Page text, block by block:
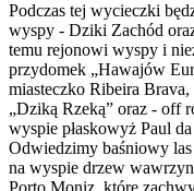
Podczas tej wycieczki
wyspy - Dziki Zachód
temu rejonowi wyspy i
przydomek „Hawajów
miasteczko Ribeira Brava,
„Dziką Rzeką” oraz - off
wyspie płaskowyż Paul
Odwiedzimy baśniowy las
na wyspie drzew